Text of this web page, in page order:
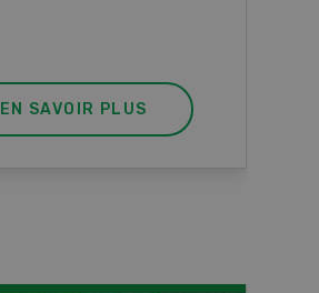
EN SAVOIR PLUS